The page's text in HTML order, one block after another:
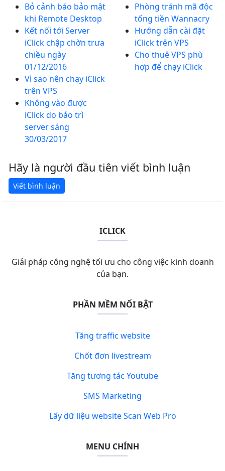
Bỏ cảnh báo bảo mật
khi Remote Desktop
Kết nối tới Server
iClick chập chờn trưa
chiều ngày
01/12/2016
Vì sao nên chạy iClick
trên VPS
Không vào được
iClick do bảo trì
server sáng
30/03/2017
Phòng tránh mã độc
tống tiền Wannacry
Hướng dẫn cài đặt
iClick trên VPS
Cho thuê VPS phù
hợp để chạy iClick
Hãy là người đầu tiên viết bình luận
ICLICK
Giải pháp công nghệ tối ưu cho công việc kinh doanh
của bạn.
PHẦN MỀM NỔI BẬT
Tăng traffic website
Chốt đơn livestream
Tăng tương tác Youtube
SMS Marketing
Lấy dữ liệu website Scan Web Pro
MENU CHÍNH